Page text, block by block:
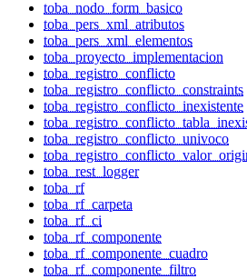
toba_nodo_form_basico
toba_pers_xml_atributos
toba_pers_xml_elementos
toba_proyecto_implementacion
toba_registro_conflicto
toba_registro_conflicto_constraints
toba_registro_conflicto_inexistente
toba_registro_conflicto_univoco
toba_rest_logger
toba_rf
toba_rf_carpeta
toba_rf_ci
toba_rf_componente
toba_rf_componente_cuadro
toba_rf_componente_filtro